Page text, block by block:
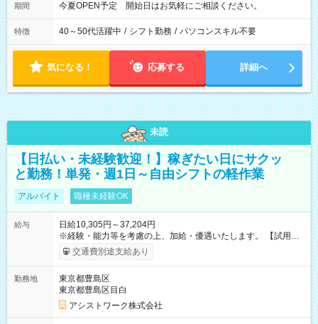
期間 今夏OPEN予定 開始日はお気軽にご相談ください。
特徴 40～50代活躍中 / シフト勤務 / パソコンスキル不要
気になる！ 応募する 詳細へ
未読
【日払い・未経験歓迎！】稼ぎたい日にサクッ
と勤務！単発・週1日～自由シフトの軽作業
アルバイト 職種未経験OK
給与
日給10,305円～37,204円
※経験・能力等を考慮の上、加給・優遇いたします。 【試用期
間】試用期間なし
交通費別途支給あり
勤務地
東京都豊島区
東京都豊島区目白
アシストワーク株式会社